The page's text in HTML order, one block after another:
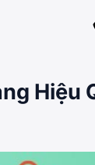
Hiệu